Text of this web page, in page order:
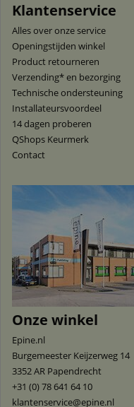
Klantenservice
Alles over onze service
Openingstijden winkel
Product retourneren
Verzending* en bezorging
Technische ondersteuning
Installateursvoordeel
14 dagen proberen
QShops Keurmerk
Contact
Onze winkel
Epine.nl
Burgemeester Keijzerweg 14
3352 AR Papendrecht
+31 (0) 78 641 64 10
klantenservice@epine.nl